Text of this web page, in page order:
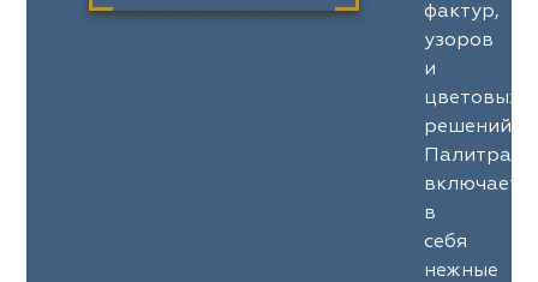
фактур,
узоров
и
цветовых
решений.
Палитра
включает
в
себя
нежные